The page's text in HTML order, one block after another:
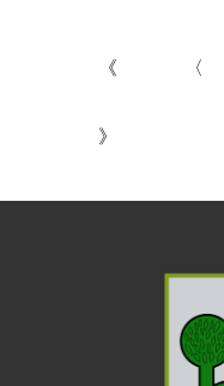
《 〈
》